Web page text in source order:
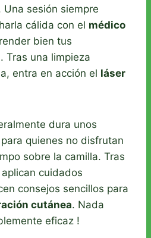
sesión siempre
cálida con el médico
bien tus
Tras una limpieza
entra en acción el láser
dura unos
quienes no disfrutan
sobre la camilla. Tras
cuidados
consejos sencillos para
cutánea. Nada
eficaz !